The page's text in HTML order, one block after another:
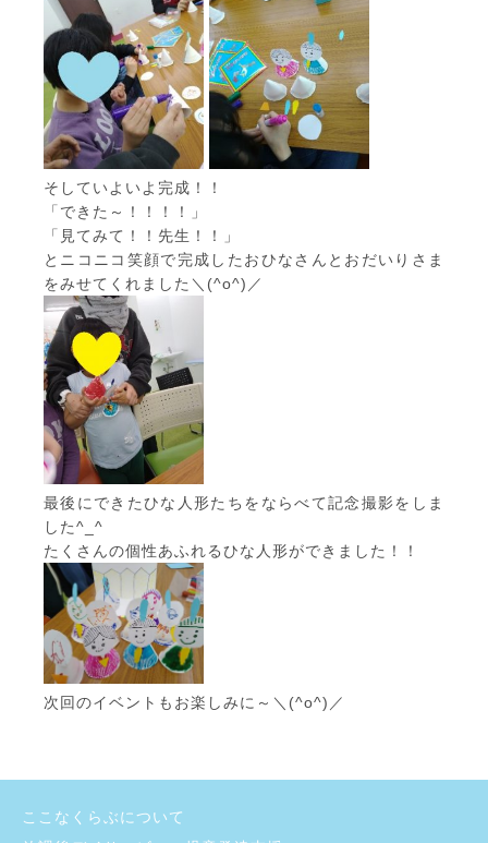
そしていよいよ完成！！
「できた～！！！！」
「見てみて！！先生！！」
とニコニコ笑顔で完成したおひなさんとおだいりさま
をみせてくれました＼(^o^)／
最後にできたひな人形たちをならべて記念撮影をしま
した^_^
たくさんの個性あふれるひな人形ができました！！
次回のイベントもお楽しみに～＼(^o^)／
ここなくらぶについて